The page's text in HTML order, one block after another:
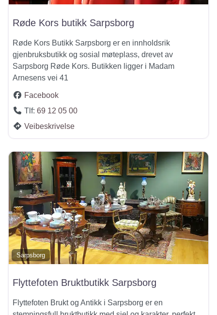
Røde Kors butikk Sarpsborg
Røde Kors Butikk Sarpsborg er en innholdsrik
gjenbruksbutikk og sosial møteplass, drevet av
Sarpsborg Røde Kors. Butikken ligger i Madam
Arnesens vei 41
Facebook
Tlf: 69 12 05 00
Veibeskrivelse
Sarpsborg
Flyttefoten Bruktbutikk Sarpsborg
Flyttefoten Brukt og Antikk i Sarpsborg er en